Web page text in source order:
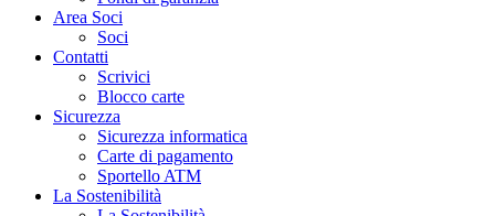
Area Soci
Soci
Contatti
Scrivici
Blocco carte
Sicurezza
Sicurezza informatica
Carte di pagamento
Sportello ATM
La Sostenibilità